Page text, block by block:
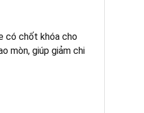
có chốt khóa cho
mòn, giúp giảm chi